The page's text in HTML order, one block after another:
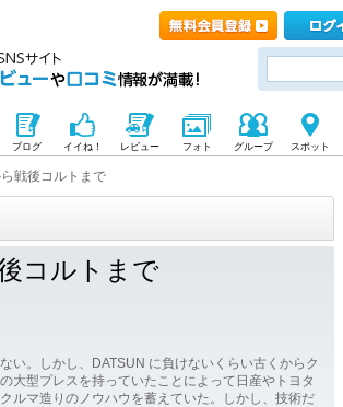
ブログ イイね！ レビュー フォト グループ スポット
戦後コルトまで
コルトまで
い。しかし、DATSUN に負けないくらい古くからク
大型プレスを持っていたことによって日産やトヨタ
ルマ造りのノウハウを蓄えていた。しかし、技術だ